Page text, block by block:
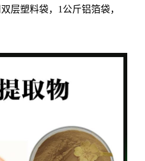
层塑料袋，1公斤铝箔袋，